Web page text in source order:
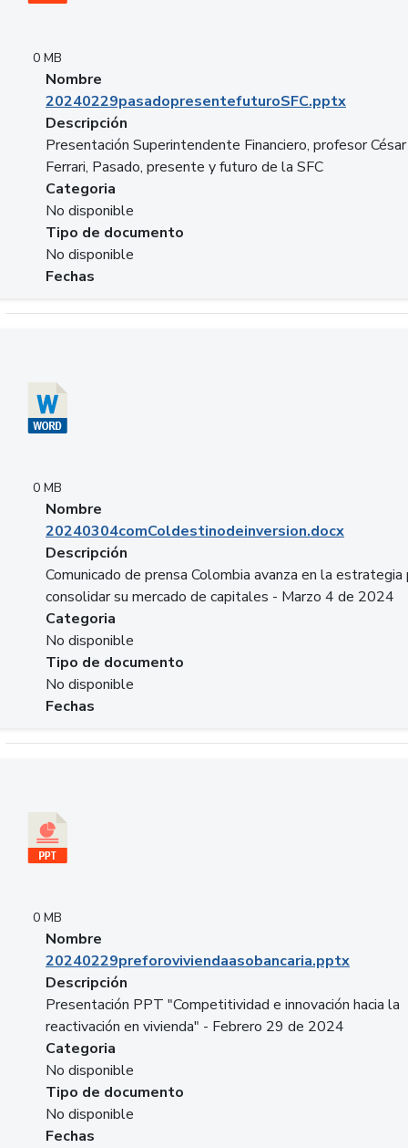
0 MB
Nombre
20240229pasadopresentefuturoSFC.pptx
Descripción
Presentación Superintendente Financiero, profesor César
Ferrari, Pasado, presente y futuro de la SFC
Categoria
No disponible
Tipo de documento
No disponible
Fechas
0 MB
Nombre
20240304comColdestinodeinversion.docx
Descripción
Comunicado de prensa Colombia avanza en la estrategia
consolidar su mercado de capitales - Marzo 4 de 2024
Categoria
No disponible
Tipo de documento
No disponible
Fechas
0 MB
Nombre
20240229preforoviviendaasobancaria.pptx
Descripción
Presentación PPT "Competitividad e innovación hacia la
reactivación en vivienda" - Febrero 29 de 2024
Categoria
No disponible
Tipo de documento
No disponible
Fechas